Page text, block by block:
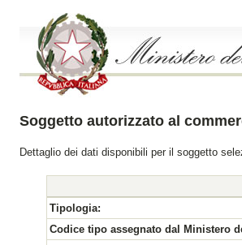
Soggetto autorizzato al
Dettaglio dei dati disponibili per il soggetto
Tipologia:
Codice tipo assegnato dal Ministero